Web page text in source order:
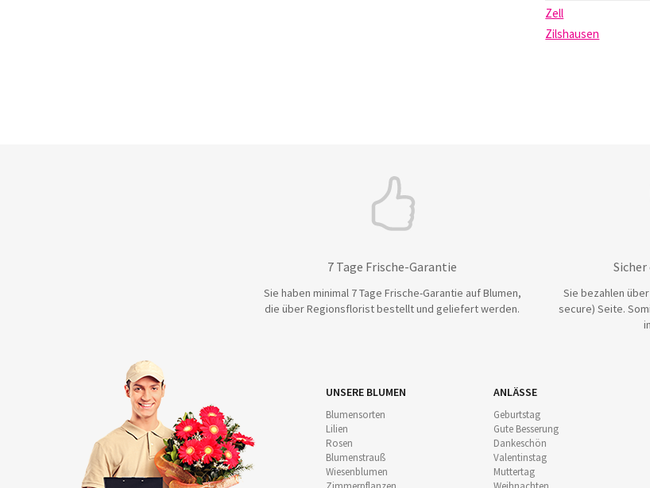
Zell
Zilshausen
7 Tage Frische-Garantie
Sie haben minimal 7 Tage Frische-Garantie auf Blumen,
die über Regionsflorist bestellt und geliefert werden.
Sie bezahlen
secure) Seite.
UNSERE BLUMEN
Blumensorten
Lilien
Rosen
Blumenstrauß
Wiesenblumen
ANLÄSSE
Geburtstag
Gute Besserung
Dankeschön
Valentinstag
Muttertag